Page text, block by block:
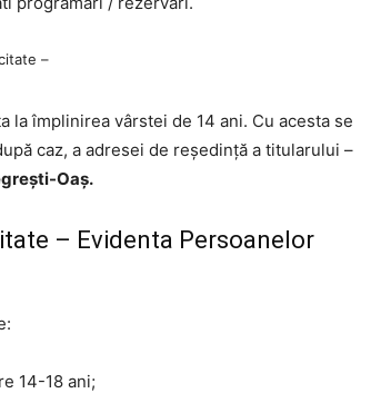
–
împlinirea vârstei de 14 ani. Cu acesta se
caz, a adresei de reşedinţă a titularului –
Oaș.
– Evidenta Persoanelor
14-18 ani;